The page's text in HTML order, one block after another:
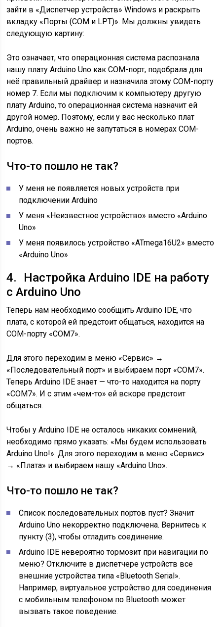
зайти в «Диспетчер устройств» Windows и раскрыть
вкладку «Порты (COM и LPT)». Мы должны увидеть
следующую картину:
Это означает, что операционная система распознала
нашу плату Arduino Uno как COM-порт, подобрала для
неё правильный драйвер и назначила этому COM-порту
номер 7. Если мы подключим к компьютеру другую
плату Arduino, то операционная система назначит ей
другой номер. Поэтому, если у вас несколько плат
Arduino, очень важно не запутаться в номерах COM-
портов.
Что-то пошло не так?
У меня не появляется новых устройств при
подключении Arduino
У меня «Неизвестное устройство» вместо «Arduino
Uno»
У меня появилось устройство «ATmega16U2» вместо
«Arduino Uno»
4. Настройка Arduino IDE на работу
с Arduino Uno
Теперь нам необходимо сообщить Arduino IDE, что
плата, с которой ей предстоит общаться, находится на
COM-порту «COM7».
Для этого переходим в меню «Сервис» →
«Последовательный порт» и выбираем порт «COM7».
Теперь Arduino IDE знает — что-то находится на порту
«COM7». И с этим «чем-то» ей вскоре предстоит
общаться.
Чтобы у Arduino IDE не осталось никаких сомнений,
необходимо прямо указать: «Мы будем использовать
Arduino Uno!». Для этого переходим в меню «Сервис»
→ «Плата» и выбираем нашу «Arduino Uno».
Что-то пошло не так?
Список последовательных портов пуст? Значит
Arduino Uno некорректно подключена. Вернитесь к
пункту (3), чтобы отладить соединение.
Arduino IDE невероятно тормозит при навигации по
меню? Отключите в диспетчере устройств все
внешние устройства типа «Bluetooth Serial».
Например, виртуальное устройство для соединения
с мобильным телефоном по Bluetooth может
вызвать такое поведение.